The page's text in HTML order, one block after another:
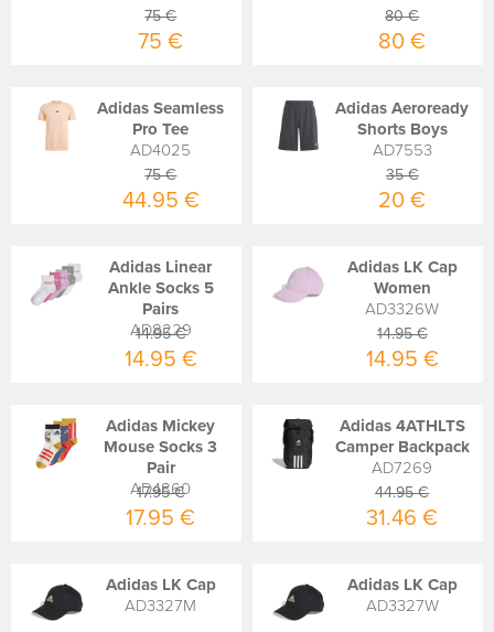
75 €
75 €
80 €
80 €
Adidas Seamless
Pro Tee
AD4025
75 €
44.95 €
Adidas Aeroready
Shorts Boys
AD7553
35 €
20 €
Adidas Linear
Ankle Socks 5
Pairs
AD8229
14.95 €
14.95 €
Adidas LK Cap
Women
AD3326W
14.95 €
14.95 €
Adidas Mickey
Mouse Socks 3
Pair
AD4860
17.95 €
17.95 €
Adidas 4ATHLTS
Camper Backpack
AD7269
44.95 €
31.46 €
Adidas LK Cap
AD3327M
Adidas LK Cap
AD3327W